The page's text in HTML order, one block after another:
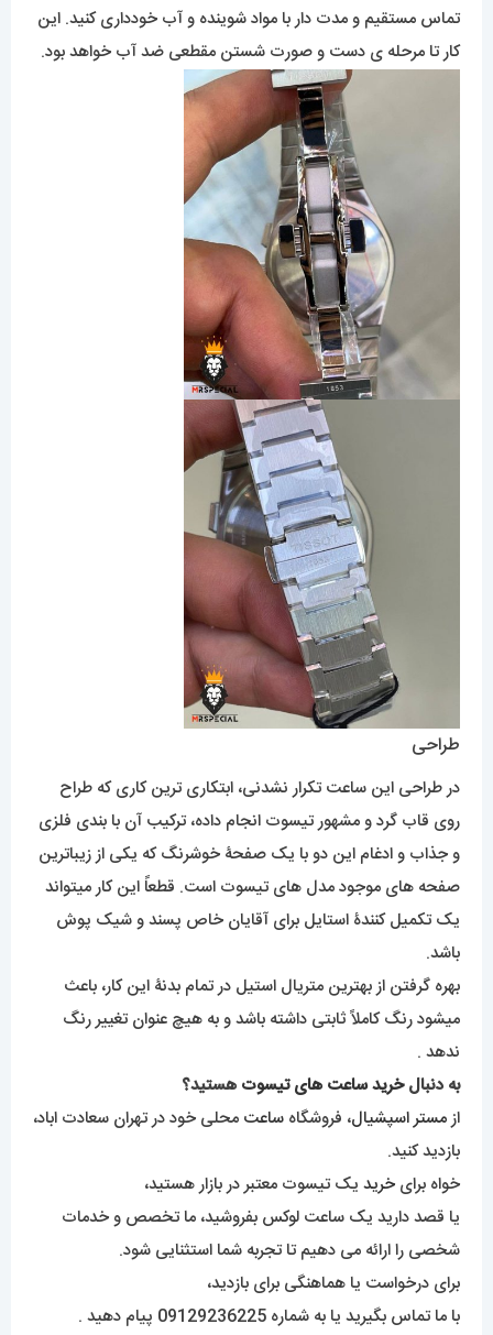
تماس مستقیم و مدت دار با مواد شوینده و آب خودداری کنید. این
کار تا مرحله ی دست و صورت شستن مقطعی ضد آب خواهد بود.
طراحی
در طراحی این ساعت تکرار نشدنی، ابتکاری ترین کاری که طراح
روی قاب گرد و مشهور تیسوت انجام داده، ترکیب آن با بندی فلزی
و جذاب و ادغام این دو با یک صفحۀ خوشرنگ که یکی از زیباترین
صفحه های موجود مدل های تیسوت است. قطعاً این کار میتواند
یک تکمیل کنندۀ استایل برای آقایان خاص پسند و شیک پوش
باشد.
بهره گرفتن از بهترین متریال استیل در تمام بدنۀ این کار، باعث
میشود رنگ کاملاً ثابتی داشته باشد و به هیچ عنوان تغییر رنگ
ندهد .
به دنبالخرید ساعت های تیسوت هستید؟
ازمستر اسپشیال، فروشگاه ساعت محلی خود در تهران سعادت اباد،
بازدید کنید.
خواه برای خرید یک تیسوت معتبر در بازار هستید،
یا قصد دارید یک ساعت لوکس بفروشید، ما تخصص و خدمات
شخصی را ارائه می دهیم تا تجربه شما استثنایی شود.
برای درخواست یا هماهنگی برای بازدید،
با ما تماس بگیرید یا به شماره 09129236225 پیام دهید .